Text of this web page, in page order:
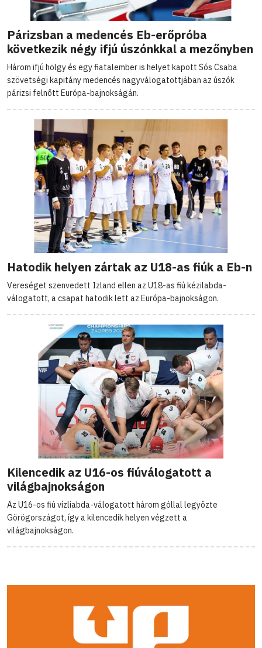
Párizsban a medencés Eb-erőpróba
következik négy ifjú úszónkkal a mezőnyben
Három ifjú hölgy és egy fiatalember is helyet kapott Sós Csaba
szövetségi kapitány medencés nagyválogatottjában az úszók
párizsi felnőtt Európa-bajnokságán.
Hatodik helyen zártak az U18-as fiúk a Eb-n
Vereséget szenvedett Izland ellen az U18-as fiú kézilabda-
válogatott, a csapat hatodik lett az Európa-bajnokságon.
Kilencedik az U16-os fiúválogatott a
világbajnokságon
Az U16-os fiú vízliabda-válogatott három góllal legyőzte
Görögországot, így a kilencedik helyen végzett a
világbajnokságon.